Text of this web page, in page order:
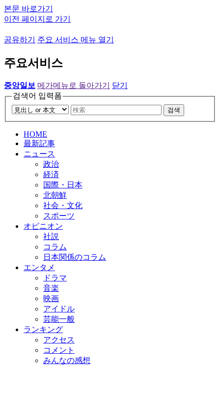
본문 바로가기
이전 페이지로 가기
공유하기 주요 서비스 메뉴 열기
주요서비스
중앙일보 메가메뉴로 돌아가기
닫기
검색어 입력폼
검색
HOME
最新記事
ニュース
政治
経済
国際・日本
北朝鮮
社会・文化
スポーツ
オピニオン
社説
コラム
日本関係のコラム
エンタメ
ドラマ
音楽
映画
アイドル
芸能一般
ランキング
アクセス
コメント
みんなの感想